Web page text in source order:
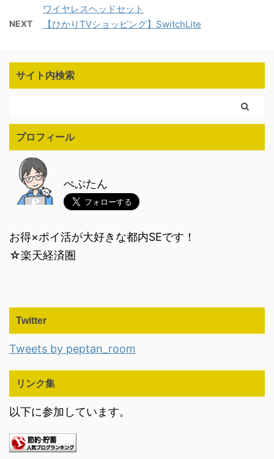
ワイヤレスヘッドセット
NEXT 【ひかりTVショッピング】SwitchLite
サイト内検索
プロフィール
ぺぷたん
お得×ポイ活が大好きな都内SEです！
☆楽天経済圏
Twitter
Tweets by peptan_room
リンク集
以下に参加しています。